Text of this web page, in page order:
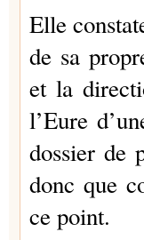
Elle
de sa
et la
l’Eure
dossier de
donc que
ce point.